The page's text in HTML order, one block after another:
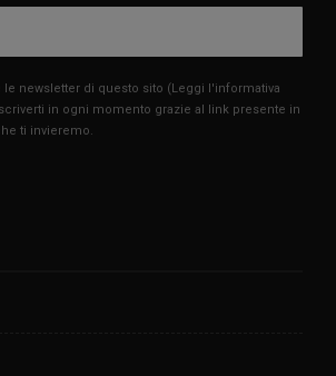
newsletter di questo sito (Leggi l'informativa
in ogni momento grazie al link presente in
ti invieremo.